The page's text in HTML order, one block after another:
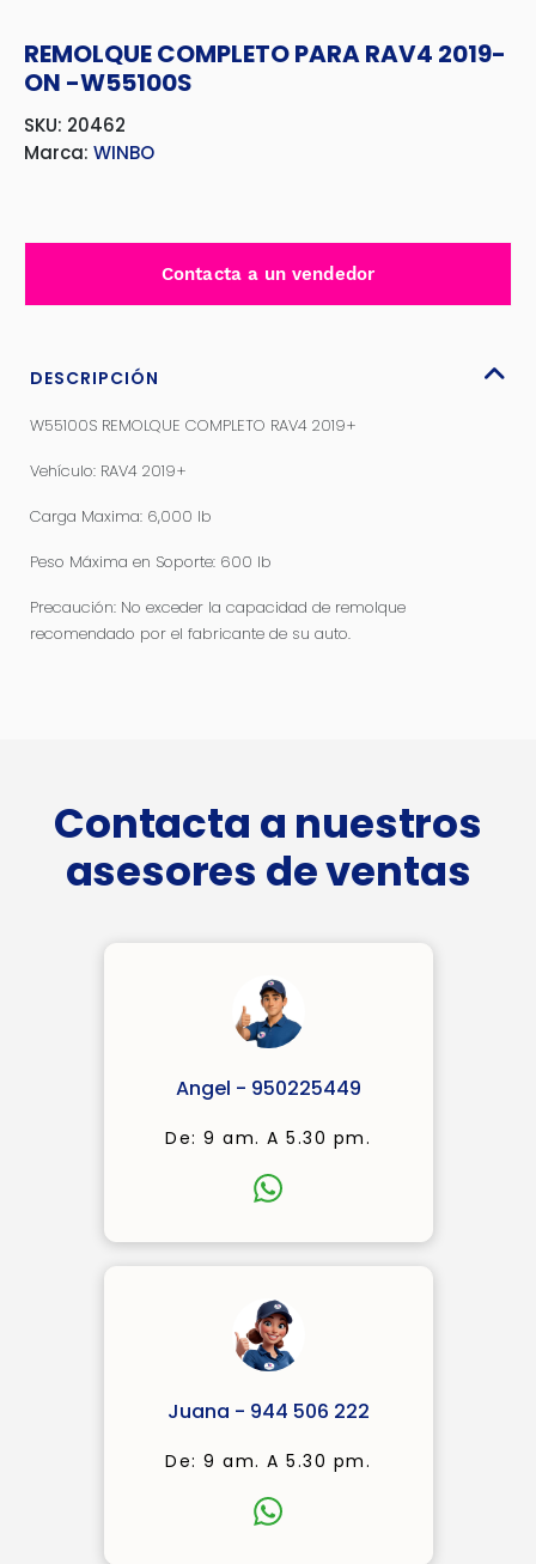
REMOLQUE COMPLETO PARA RAV4 2019-
ON -W55100S
SKU: 20462
Marca: WINBO
Contacta a un vendedor
DESCRIPCIÓN
W55100S REMOLQUE COMPLETO RAV4 2019+
Vehículo: RAV4 2019+
Carga Maxima: 6,000 lb
Peso Máxima en Soporte: 600 lb
Precaución: No exceder la capacidad de remolque
recomendado por el fabricante de su auto.
Contacta a nuestros
asesores de ventas
Angel - 950225449
De: 9 am. A 5.30 pm.
Juana - 944 506 222
De: 9 am. A 5.30 pm.